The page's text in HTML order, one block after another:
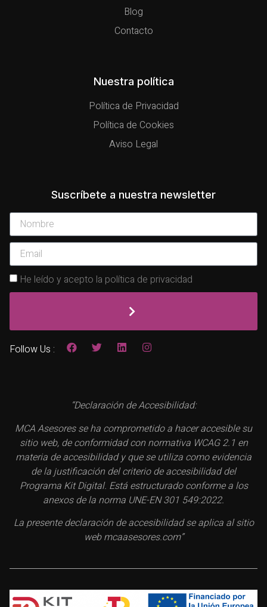
Blog
Contacto
Nuestra política
Política de Privacidad
Política de Cookies
Aviso Legal
Suscríbete a nuestra newsletter
He leído y acepto la política de privacidad
Follow Us :
“Declaración de Accesibilidad:
MCA Asesores se ha comprometido a hacer accesible su
sitio web, de conformidad con normativa WCAG 2.1 en
materia de accesibilidad y que se utiliza como evidencia
de la justificación del criterio de accesibilidad del
Programa Kit Digital. Está estructurado conforme a los
anexos de la norma UNE-EN 301 549:2022.
La presente declaración de accesibilidad se aplica al sitio
web mcaasesores.com”